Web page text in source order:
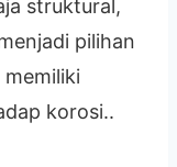
struktural,
pilihan
korosi..